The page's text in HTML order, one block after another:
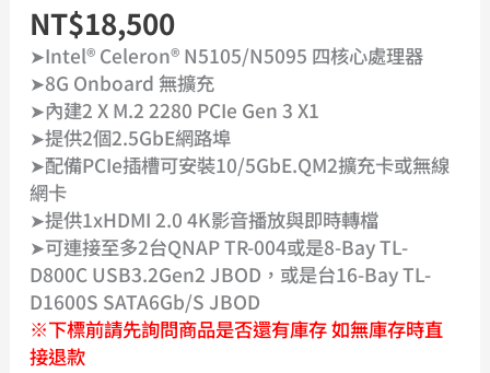
NT$18,500
➤Intel® Celeron® N5105/N5095 四核心處理器
➤8G Onboard 無擴充
➤內建2 X M.2 2280 PCIe Gen 3 X1
➤提供2個2.5GbE網路埠
➤配備PCIe插槽可安裝10/5GbE.QM2擴充卡或無線
網卡
➤提供1xHDMI 2.0 4K影音播放與即時轉檔
➤可連接至多2台QNAP TR-004或是8-Bay TL-
D800C USB3.2Gen2 JBOD，或是台16-Bay TL-
D1600S SATA6Gb/s JBOD
※下標前請先詢問商品是否還有庫存 如無庫存時直
接退款